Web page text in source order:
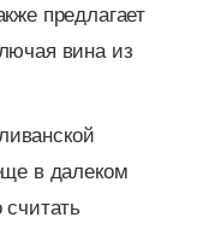
предлагает
вина из
в далеком